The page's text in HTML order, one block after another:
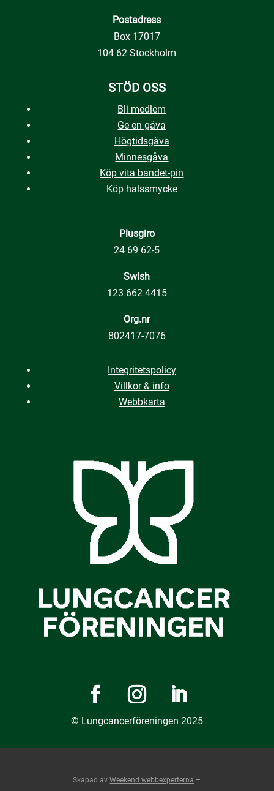
Postadress
Box 17017
104 62 Stockholm
STÖD OSS
Bli medlem
Ge en gåva
Högtidsgåva
Minnesgåva
Köp vita bandet-pin
Köp halssmycke
Plusgiro
24 69 62-5
Swish
123 662 4415
Org.nr
802417-7076
Integritetspolicy
Villkor & info
Webbkarta
© Lungcancerföreningen 2025
Skapad avWeekend webbexperterna –